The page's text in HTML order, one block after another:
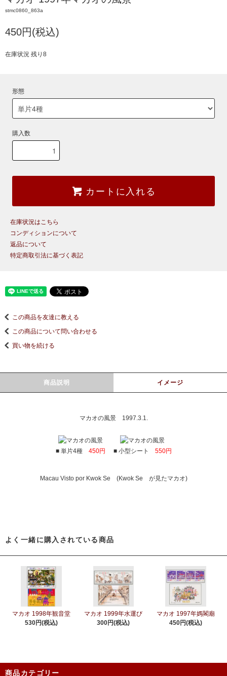
stmc0860_863a
450円(税込)
在庫状況 残り8
形態
購入数
カートに入れる
在庫状況はこちら
コンディションについて
返品について
特定商取引法に基づく表記
この商品を友達に教える
この商品について問い合わせる
買い物を続ける
商品説明 イメージ
マカオの風景 1997.3.1.
■ 単片4種 450円 ■ 小型シート 550円
Macau Visto por Kwok Se (Kwok Se が見たマカオ)
よく一緒に購入されている商品
マカオ 1998年観音堂
530円(税込)
マカオ 1999年水運び
300円(税込)
マカオ 1997年媽閣廟
450円(税込)
商品カテゴリー